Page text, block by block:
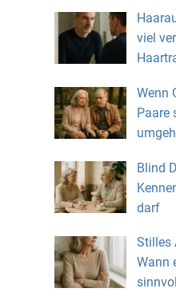
viel
Wenn
Paare
Blind
darf
Stilles
Wann